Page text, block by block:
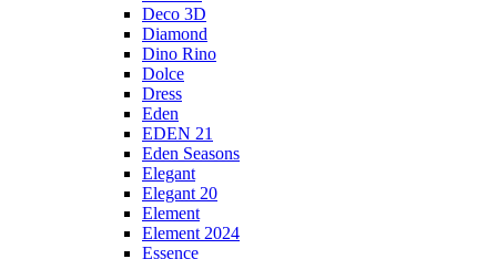
Deco 3D
Diamond
Dino Rino
Dolce
Dress
Eden
EDEN 21
Eden Seasons
Elegant
Elegant 20
Element
Element 2024
Essence